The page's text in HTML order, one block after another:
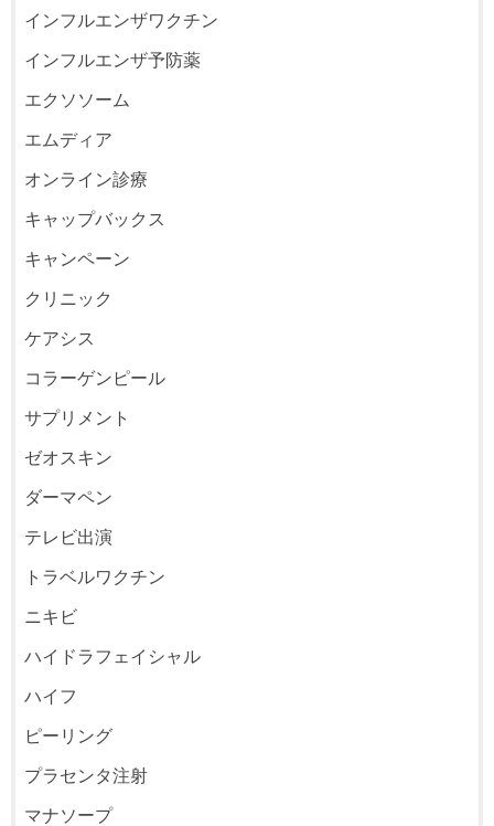
インフルエンザワクチン
インフルエンザ予防薬
エクソソーム
エムディア
オンライン診療
キャップバックス
キャンペーン
クリニック
ケアシス
コラーゲンピール
サプリメント
ゼオスキン
ダーマペン
テレビ出演
トラベルワクチン
ニキビ
ハイドラフェイシャル
ハイフ
ピーリング
プラセンタ注射
マナソープ